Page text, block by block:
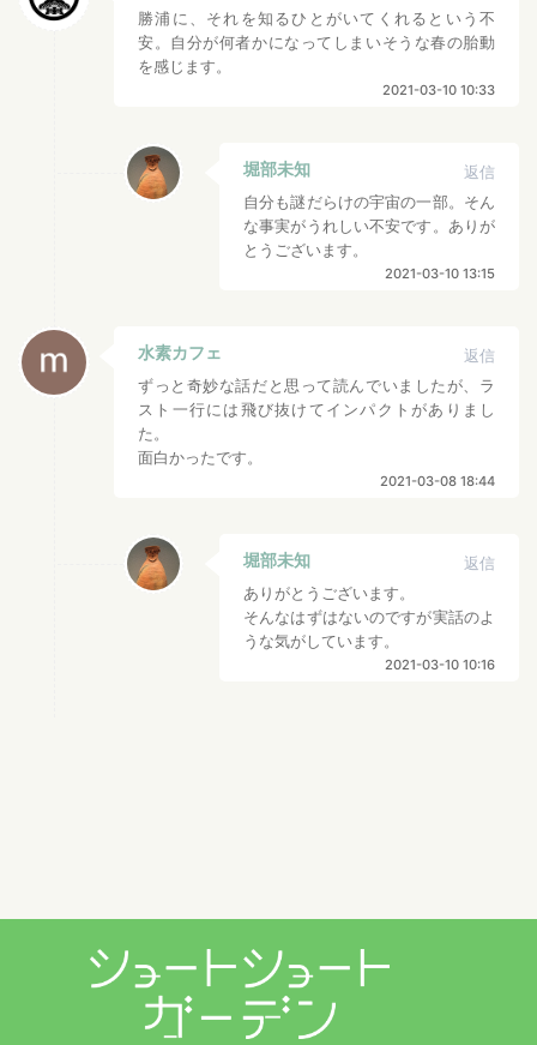
勝浦に、それを知るひとがいてくれるという不
安。自分が何者かになってしまいそうな春の胎動
を感じます。
2021-03-10 10:33
堀部未知
返信
自分も謎だらけの宇宙の一部。そん
な事実がうれしい不安です。ありが
とうございます。
2021-03-10 13:15
水素カフェ
返信
ずっと奇妙な話だと思って読んでいましたが、ラ
スト一行には飛び抜けてインパクトがありまし
た。
面白かったです。
2021-03-08 18:44
堀部未知
返信
ありがとうございます。
そんなはずはないのですが実話のよ
うな気がしています。
2021-03-10 10:16